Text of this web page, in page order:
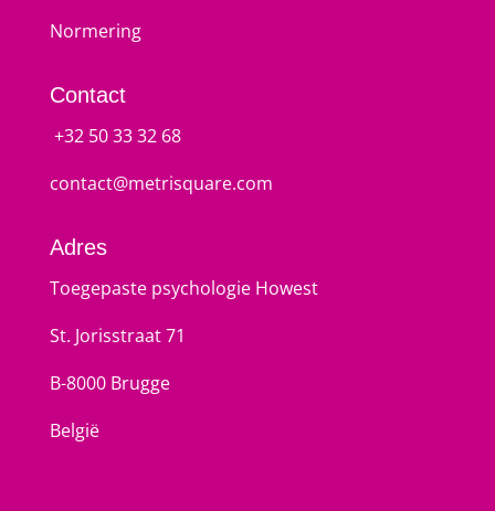
Normering
Contact
+32 50 33 32 68
contact@metrisquare.com
Adres
Toegepaste psychologie Howest
St. Jorisstraat 71
B-8000 Brugge
België